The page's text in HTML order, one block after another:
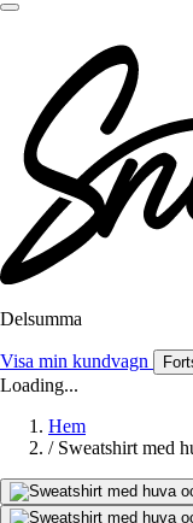
Delsumma
Visa min kundvagn
Loading...
Hem
/ Sweatshirt med